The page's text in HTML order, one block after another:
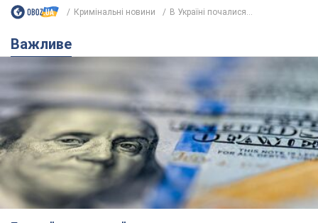
українцям розповіли, чого очікувати
найближчими днями
Яким буде курс валюти в обмінниках
6.08.2026 22:58 152,5 т.
Українцям обіцяють по 850 грн від
мобільних операторів: що не так з
цими повідомленнями
Як не потрапити в пастку шахраїв